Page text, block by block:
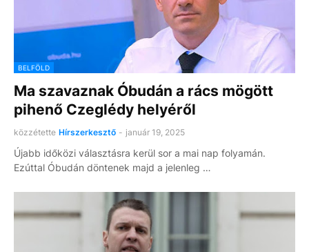
BELFÖLD
Ma szavaznak Óbudán a rács mögött
pihenő Czeglédy helyéről
közzétette Hírszerkesztő - január 19, 2025
Újabb időközi választásra kerül sor a mai nap folyamán.
Ezúttal Óbudán döntenek majd a jelenleg …